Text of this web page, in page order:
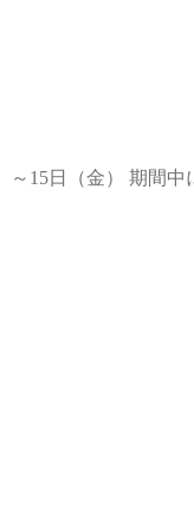
15日（金） 期間